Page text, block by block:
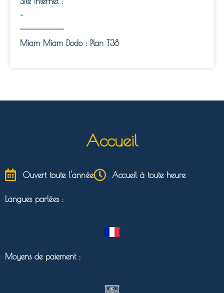
–
———————————
Miam Miam Dodo : Plan T38
Accueil
Ouvert toute l'année Accueil à toute heure
Langues parlées :
Moyens de paiement :